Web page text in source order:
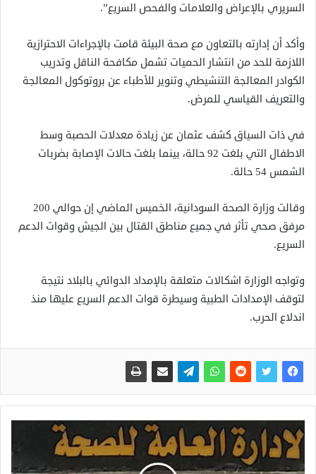
السريري بالإعراض والعلامات والفحص السريع”.
وأكد أن إدارته بالتعاون مع صحة البيئة قامت بالإجراءات الاحترازية
اللازمة للحد من انتشار الحميات تشمل مكافحة الناقل وتدريب
الكوادر المعالجة التنشيطي وتنوير للأطباء عن بروتوكول المعالجة
والتعريف القياسي للمرض.
في ذات السياق كشف عثمان عن زيادة معدلات الحصبة وسط
الاطفال التي بلغت 92 حالة، بينما بلغت حالات الإصابة بضربات
الشمس 54 حالة.
وقالت وزارة الصحة السودانية، الخميس الماضي إن حوالي 200
مرفق صحي تأثر في جميع مناطق القتال بين الجيش وقوات الدعم
السريع.
وتواجه الوزارة اشكالات متعلقة بالإمداد الدوائي بالبلاد نتيجة
لتوقف الإمدادات الطبية وسيطرة قوات الدعم السريع عليها منذ
اندلاع الحرب.